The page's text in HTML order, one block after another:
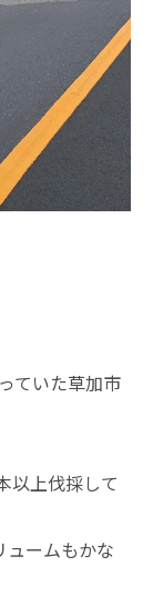
ていた草加市
以上伐採して
ュームもかな